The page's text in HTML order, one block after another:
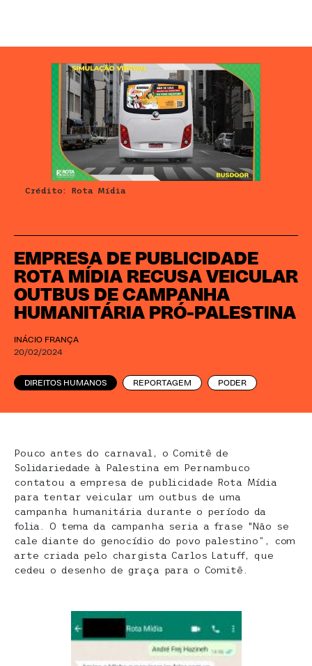
EMPRESA DE PUBLICIDADE
ROTA MÍDIA RECUSA VEICULAR
OUTBUS DE CAMPANHA
HUMANITÁRIA PRÓ-PALESTINA
INÁCIO FRANÇA
20/02/2024
DIREITOS HUMANOS REPORTAGEM PODER
Crédito: Rota Mídia
Pouco antes do carnaval, o Comitê de
Solidariedade à Palestina em Pernambuco
contatou a empresa de publicidade Rota Mídia
para tentar veicular um outbus de uma
campanha humanitária durante o período da
folia. O tema da campanha seria a frase “Não se
cale diante do genocídio do povo palestino”, com
arte criada pelo chargista Carlos Latuff, que
cedeu o desenho de graça para o Comitê.